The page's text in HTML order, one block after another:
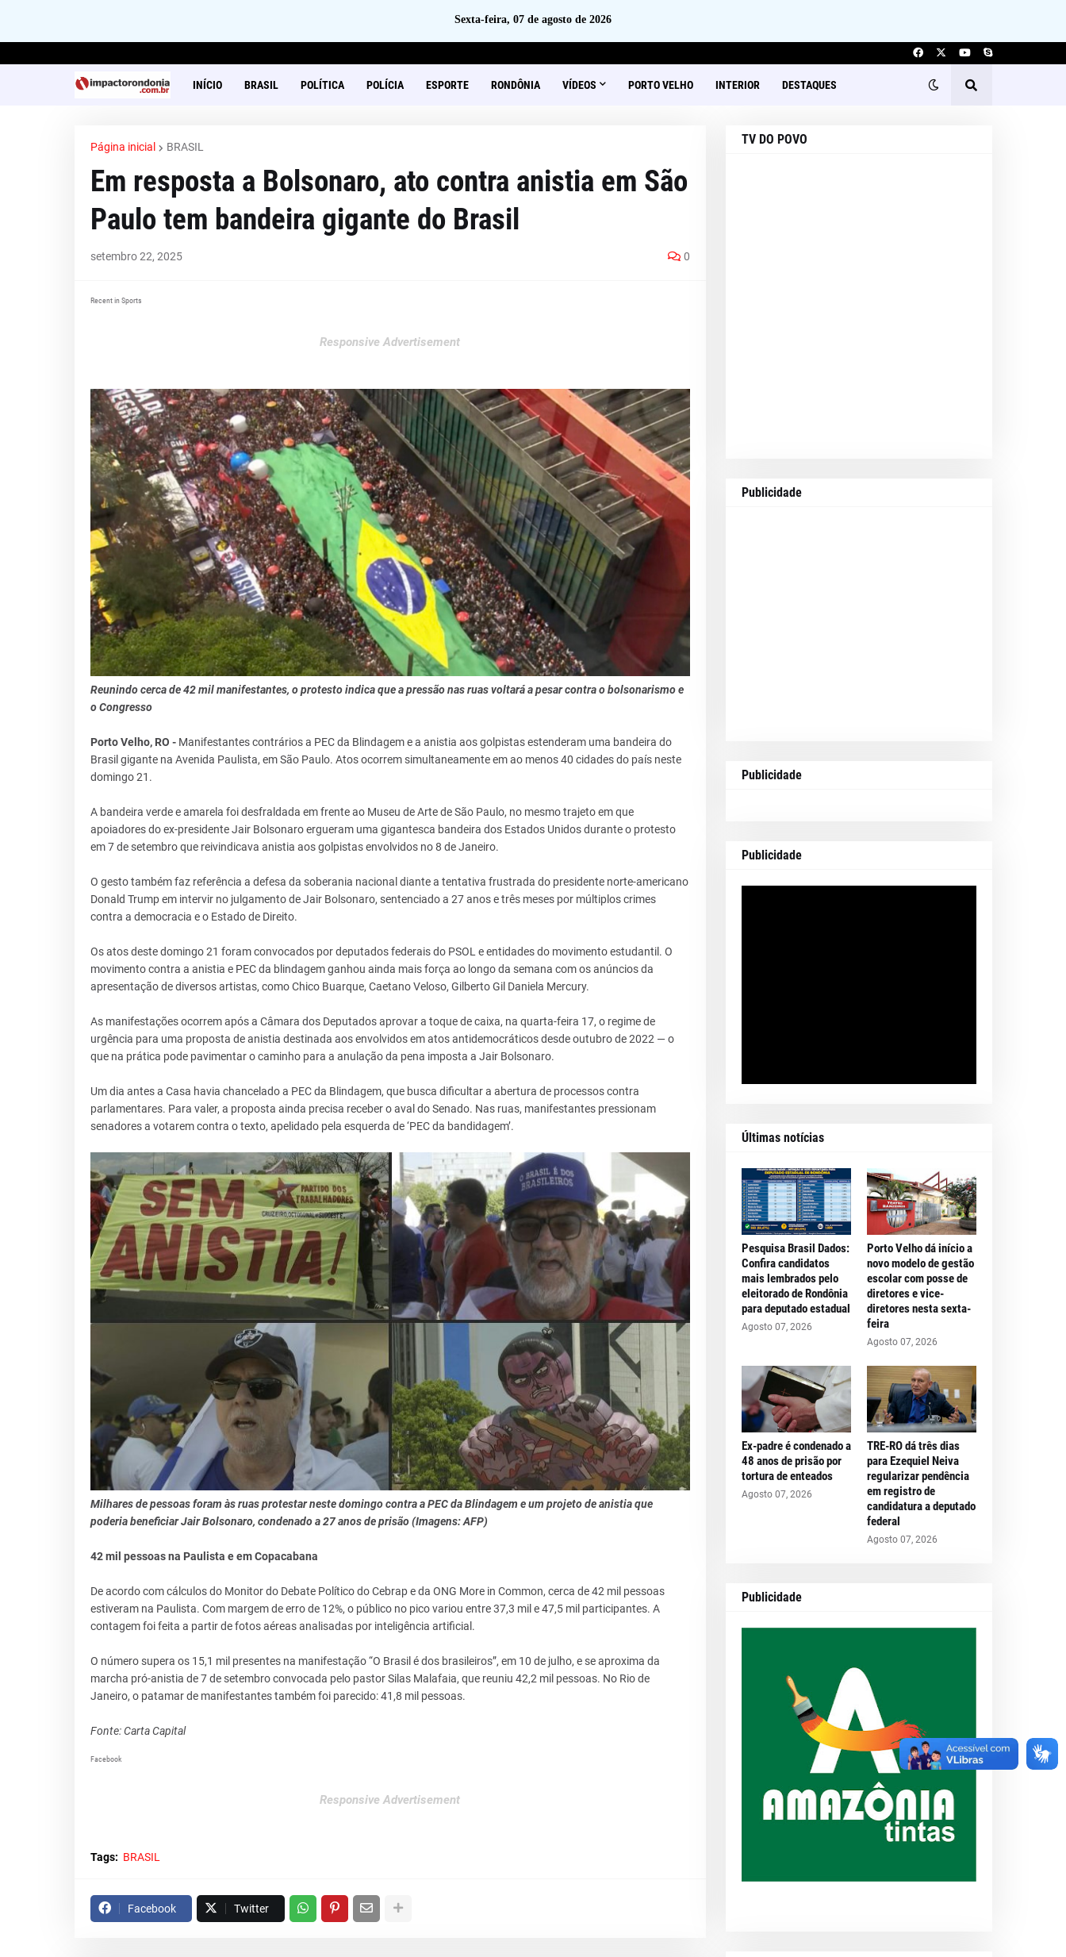
Sexta-feira, 07 de agosto de 2026
INÍCIO BRASIL POLÍTICA POLÍCIA ESPORTE RONDÔNIA VÍDEOS PORTO VELHO INTERIOR DESTAQUES
Página inicial BRASIL
Em resposta a Bolsonaro, ato contra anistia em São
Paulo tem bandeira gigante do Brasil
setembro 22, 2025 0
Recent in Sports
Responsive Advertisement
Reunindo cerca de 42 mil manifestantes, o protesto indica que a pressão nas ruas voltará a pesar contra o bolsonarismo e
o Congresso
Porto Velho, RO - Manifestantes contrários a PEC da Blindagem e a anistia aos golpistas estenderam uma bandeira do
Brasil gigante na Avenida Paulista, em São Paulo. Atos ocorrem simultaneamente em ao menos 40 cidades do país neste
domingo 21.
A bandeira verde e amarela foi desfraldada em frente ao Museu de Arte de São Paulo, no mesmo trajeto em que
apoiadores do ex-presidente Jair Bolsonaro ergueram uma gigantesca bandeira dos Estados Unidos durante o protesto
em 7 de setembro que reivindicava anistia aos golpistas envolvidos no 8 de Janeiro.
O gesto também faz referência a defesa da soberania nacional diante a tentativa frustrada do presidente norte-americano
Donald Trump em intervir no julgamento de Jair Bolsonaro, sentenciado a 27 anos e três meses por múltiplos crimes
contra a democracia e o Estado de Direito.
Os atos deste domingo 21 foram convocados por deputados federais do PSOL e entidades do movimento estudantil. O
movimento contra a anistia e PEC da blindagem ganhou ainda mais força ao longo da semana com os anúncios da
apresentação de diversos artistas, como Chico Buarque, Caetano Veloso, Gilberto Gil Daniela Mercury.
As manifestações ocorrem após a Câmara dos Deputados aprovar a toque de caixa, na quarta-feira 17, o regime de
urgência para uma proposta de anistia destinada aos envolvidos em atos antidemocráticos desde outubro de 2022 — o
que na prática pode pavimentar o caminho para a anulação da pena imposta a Jair Bolsonaro.
Um dia antes a Casa havia chancelado a PEC da Blindagem, que busca dificultar a abertura de processos contra
parlamentares. Para valer, a proposta ainda precisa receber o aval do Senado. Nas ruas, manifestantes pressionam
senadores a votarem contra o texto, apelidado pela esquerda de ‘PEC da bandidagem’.
Milhares de pessoas foram às ruas protestar neste domingo contra a PEC da Blindagem e um projeto de anistia que
poderia beneficiar Jair Bolsonaro, condenado a 27 anos de prisão (Imagens: AFP)
42 mil pessoas na Paulista e em Copacabana
De acordo com cálculos do Monitor do Debate Político do Cebrap e da ONG More in Common, cerca de 42 mil pessoas
estiveram na Paulista. Com margem de erro de 12%, o público no pico variou entre 37,3 mil e 47,5 mil participantes. A
contagem foi feita a partir de fotos aéreas analisadas por inteligência artificial.
O número supera os 15,1 mil presentes na manifestação “O Brasil é dos brasileiros”, em 10 de julho, e se aproxima da
marcha pró-anistia de 7 de setembro convocada pelo pastor Silas Malafaia, que reuniu 42,2 mil pessoas. No Rio de
Janeiro, o patamar de manifestantes também foi parecido: 41,8 mil pessoas.
Fonte: Carta Capital
Facebook
Responsive Advertisement
Tags: BRASIL
Facebook Twitter
TV DO POVO
Publicidade
Publicidade
Publicidade
Últimas notícias
Pesquisa Brasil Dados:
Confira candidatos
mais lembrados pelo
eleitorado de Rondônia
para deputado estadual
Agosto 07, 2026
Porto Velho dá início a
novo modelo de gestão
escolar com posse de
diretores e vice-
diretores nesta sexta-
feira
Agosto 07, 2026
Ex-padre é condenado a
48 anos de prisão por
tortura de enteados
Agosto 07, 2026
TRE-RO dá três dias
para Ezequiel Neiva
regularizar pendência
em registro de
candidatura a deputado
federal
Agosto 07, 2026
Publicidade